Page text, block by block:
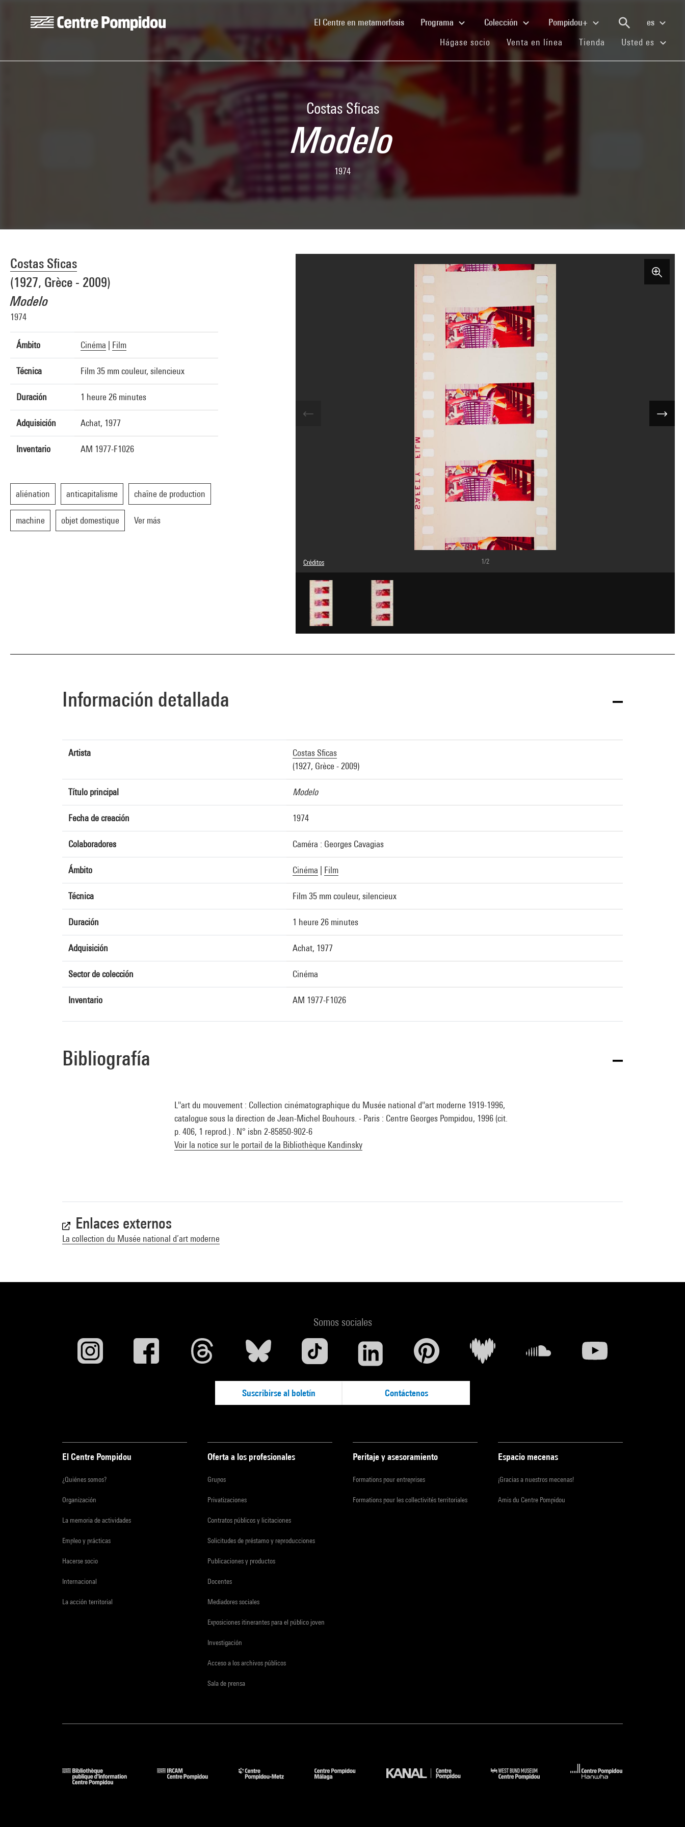
El Centre en metamorfosis(current)Programa Colección Pompidou+
es
Hágase socio(current)Venta en línea (current)
Tienda (current)
Usted es
Costas Sficas
Modelo
1974
Costas Sficas
(1927, Grèce - 2009)
Modelo
1974
Ámbito Cinéma Film
Técnica Film 35 mm couleur, silencieux
Duración 1 heure 26 minutes
Adquisición Achat, 1977
Inventario AM 1977-F1026
aliénation anticapitalisme chaîne de production
machine objet domestique Ver más
Créditos
Leyenda : Photogrammes
© droits réservés
Créditos fotográficos : Centre Pompidou, MNAM-CCI/Hervé Véronèse/Dist. GrandPalaisRmn
Referencia de la imagen : 4N55048
Difusión de la imagen :
GrandPalaisRmnPhoto
1/2
Información detallada
Artista
Costas Sficas
(1927, Grèce - 2009)
Título principal Modelo
Fecha de creación 1974
Colaboradores Caméra : Georges Cavagias
Ámbito Cinéma Film
Técnica Film 35 mm couleur, silencieux
Duración 1 heure 26 minutes
Adquisición Achat, 1977
Sector de colección Cinéma
Inventario AM 1977-F1026
Bibliografía
L''art du mouvement : Collection cinématographique du Musée national d''art moderne 1919-1996,
catalogue sous la direction de Jean-Michel Bouhours. - Paris : Centre Georges Pompidou, 1996 (cit.
p. 406, 1 reprod.) . N° isbn 2-85850-902-6
Voir la notice sur le portail de la Bibliothèque Kandinsky
Enlaces externos
La collection du Musée national d’art moderne
Somos sociales
Suscribirse al boletín Contáctenos
El Centre Pompidou
¿Quiénes somos?
Organización
La memoria de actividades
Empleo y prácticas
Hacerse socio
Internacional
La acción territorial
Oferta a los profesionales
Grupos
Privatizaciones
Contratos públicos y licitaciones
Solicitudes de préstamo y reproducciones
Publicaciones y productos
Docentes
Mediadores sociales
Exposiciones itinerantes para el público joven
Investigación
Acceso a los archivos públicos
Sala de prensa
Peritaje y asesoramiento
Formations pour entreprises
Formations pour les collectivités territoriales
Espacio mecenas
¡Gracias a nuestros mecenas!
Amis du Centre Pompidou